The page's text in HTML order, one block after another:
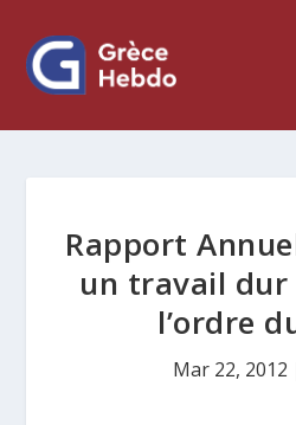
Rapport
un travail dur
l’ordre
Mar 22, 2012